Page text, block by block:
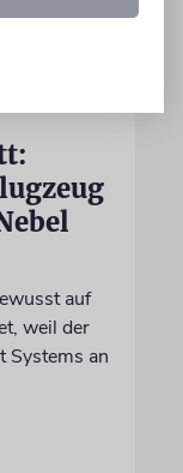
auf
weil der
Systems an